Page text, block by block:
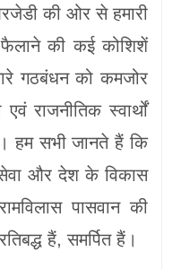
की ओर से हमारी
फैलाने की कई कोशिशें
गठबंधन को कमजोर
राजनीतिक स्वार्थों
हम सभी जानते हैं कि
सेवा और देश के विकास
पासवान की
हैं, समर्पित हैं।